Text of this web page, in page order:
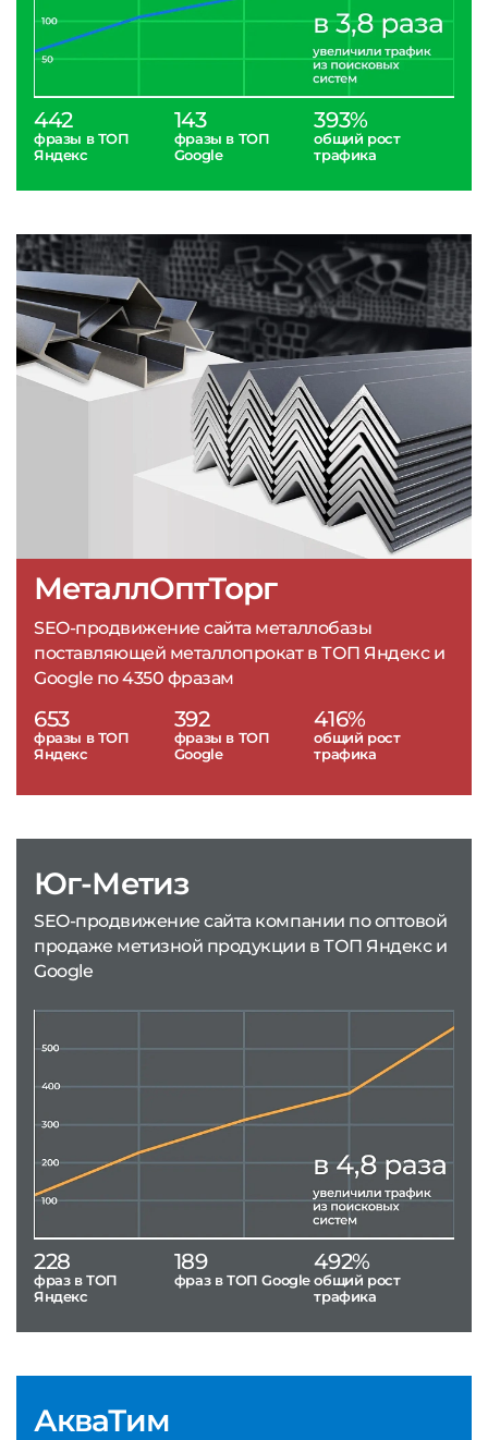
МеталлОптТорг
SEO-продвижение сайта металлобазы
поставляющей металлопрокат в ТОП Яндекс и
Google по 4350 фразам
653
фразы в ТОП
Яндекс
392
фразы в ТОП
Google
416%
общий рост
трафика
АкваТим
442
фразы в ТОП
Яндекс
143
фразы в ТОП
Google
393%
общий рост
трафика
Юг-Метиз
SEO-продвижение сайта компании по оптовой
продаже метизной продукции в ТОП Яндекс и
Google
228
фраз в ТОП
Яндекс
189
фраз в ТОП Google
492%
общий рост
трафика